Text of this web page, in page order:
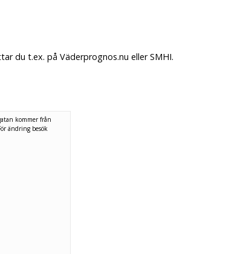
du t.ex. på Väderprognos.nu eller SMHI.
kommer från
ändring besök